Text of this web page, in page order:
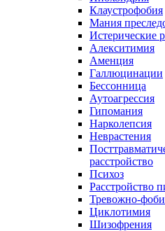
Клаустрофобия
Мания
Истерические
Алекситимия
Аменция
Галлюцинации
Бессонница
Аутоагрессия
Гипомания
Нарколепсия
Неврастения
расстройство
Психоз
Расстройство
Тревожно-
Циклотимия
Шизофрения